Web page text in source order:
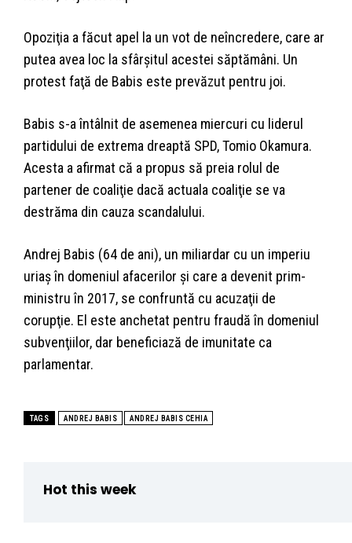
Opoziţia a făcut apel la un vot de neîncredere, care ar
putea avea loc la sfârşitul acestei săptămâni. Un
protest faţă de Babis este prevăzut pentru joi.
Babis s-a întâlnit de asemenea miercuri cu liderul
partidului de extrema dreaptă SPD, Tomio Okamura.
Acesta a afirmat că a propus să preia rolul de
partener de coaliţie dacă actuala coaliţie se va
destrăma din cauza scandalului.
Andrej Babis (64 de ani), un miliardar cu un imperiu
uriaş în domeniul afacerilor şi care a devenit prim-
ministru în 2017, se confruntă cu acuzaţii de
corupţie. El este anchetat pentru fraudă în domeniul
subvenţiilor, dar beneficiază de imunitate ca
parlamentar.
TAGS ANDREJ BABIS ANDREJ BABIS CEHIA
Hot this week